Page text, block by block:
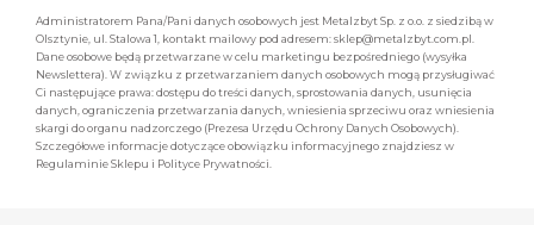
Administratorem Pana/Pani danych osobowych jest Metalzbyt Sp. z o.o. z siedzibą w
Olsztynie, ul. Stalowa 1, kontakt mailowy pod adresem: sklep@metalzbyt.com.pl.
Dane osobowe będą przetwarzane w celu marketingu bezpośredniego (wysyłka
Newslettera). W związku z przetwarzaniem danych osobowych mogą przysługiwać
Ci następujące prawa: dostępu do treści danych, sprostowania danych, usunięcia
danych, ograniczenia przetwarzania danych, wniesienia sprzeciwu oraz wniesienia
skargi do organu nadzorczego (Prezesa Urzędu Ochrony Danych Osobowych).
Szczegółowe informacje dotyczące obowiązku informacyjnego znajdziesz w
Regulaminie Sklepu i Polityce Prywatności.